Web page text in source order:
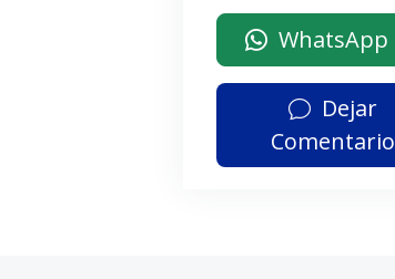
WhatsApp
Dejar
Comentario